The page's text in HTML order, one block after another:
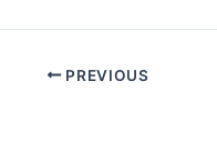
PREVIOUS